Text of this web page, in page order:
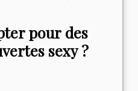
pour des
sexy ?